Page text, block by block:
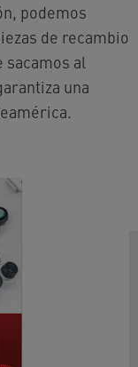
podemos
de recambio
sacamos al
una